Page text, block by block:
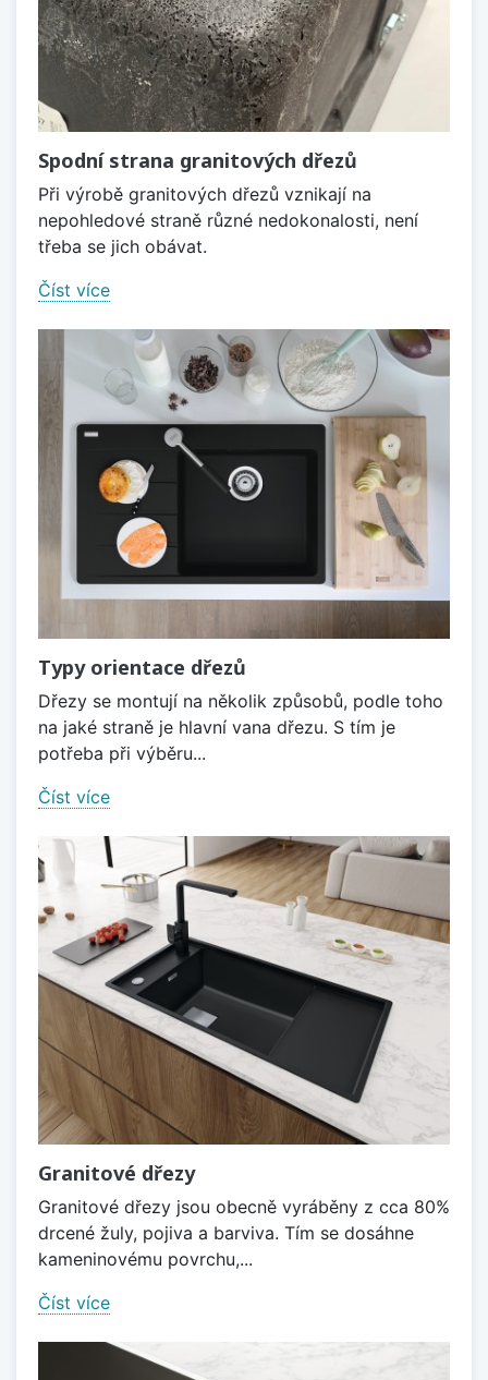
Spodní strana granitových dřezů
Při výrobě granitových dřezů vznikají na
nepohledové straně různé nedokonalosti, není
třeba se jich obávat.
Číst více
Typy orientace dřezů
Dřezy se montují na několik způsobů, podle toho
na jaké straně je hlavní vana dřezu. S tím je
potřeba při výběru...
Číst více
Granitové dřezy
Granitové dřezy jsou obecně vyráběny z cca 80%
drcené žuly, pojiva a barviva. Tím se dosáhne
kameninovému povrchu,...
Číst více